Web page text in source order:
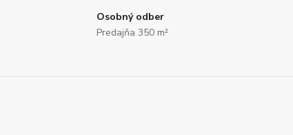
Osobný odber
Predajňa 350 m²